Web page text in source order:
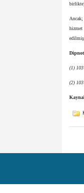
hizmet
(1)
(2)